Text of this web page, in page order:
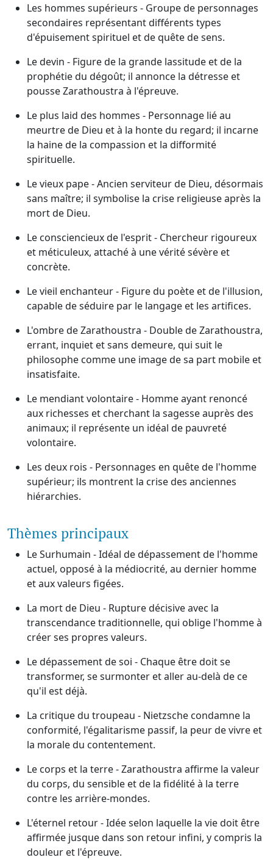
Les hommes supérieurs - Groupe de personnages
secondaires représentant différents types
d'épuisement spirituel et de quête de sens.
Le devin - Figure de la grande lassitude et de la
prophétie du dégoût; il annonce la détresse et
pousse Zarathoustra à l'épreuve.
Le plus laid des hommes - Personnage lié au
meurtre de Dieu et à la honte du regard; il incarne
la haine de la compassion et la difformité
spirituelle.
Le vieux pape - Ancien serviteur de Dieu, désormais
sans maître; il symbolise la crise religieuse après la
mort de Dieu.
Le consciencieux de l'esprit - Chercheur rigoureux
et méticuleux, attaché à une vérité sévère et
concrète.
Le vieil enchanteur - Figure du poète et de l'illusion,
capable de séduire par le langage et les artifices.
L'ombre de Zarathoustra - Double de Zarathoustra,
errant, inquiet et sans demeure, qui suit le
philosophe comme une image de sa part mobile et
insatisfaite.
Le mendiant volontaire - Homme ayant renoncé
aux richesses et cherchant la sagesse auprès des
animaux; il représente un idéal de pauvreté
volontaire.
Les deux rois - Personnages en quête de l'homme
supérieur; ils montrent la crise des anciennes
hiérarchies.
Thèmes principaux
Le Surhumain - Idéal de dépassement de l'homme
actuel, opposé à la médiocrité, au dernier homme
et aux valeurs figées.
La mort de Dieu - Rupture décisive avec la
transcendance traditionnelle, qui oblige l'homme à
créer ses propres valeurs.
Le dépassement de soi - Chaque être doit se
transformer, se surmonter et aller au-delà de ce
qu'il est déjà.
La critique du troupeau - Nietzsche condamne la
conformité, l'égalitarisme passif, la peur de vivre et
la morale du contentement.
Le corps et la terre - Zarathoustra affirme la valeur
du corps, du sensible et de la fidélité à la terre
contre les arrière-mondes.
L'éternel retour - Idée selon laquelle la vie doit être
affirmée jusque dans son retour infini, y compris la
douleur et l'épreuve.